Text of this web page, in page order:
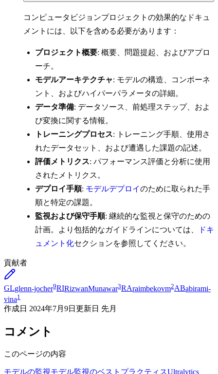
コンピュータビジョンプロジェクトの効果的なドキュ
メントには、以下を含める必要があります：
プロジェクト概要: 概要、問題提起、およびアプロ
ーチ。
モデルアーキテクチャ: モデルの構造、コンポーネ
ント、およびハイパーパラメータの詳細。
データ準備: データソース、前処理ステップ、およ
び変換に関する情報。
トレーニングプロセス: トレーニング手順、使用さ
れたデータセット、および遭遇した課題の記述。
評価メトリクス: パフォーマンス評価と分析に使用
されたメトリクス。
デプロイ手順: モデルデプロイのために取られた手
順と特定の課題。
監視および保守手順: 継続的な監視と保守のための
計画。より包括的なガイドラインについては、
ドキ
ュメント化セクションを参照してください。
貢献者
GLglenn-jocher9RIRizwanMunawar3RAraimbekovm2ABabirami-
vina1
作成日 2024年7月9日 更新日 先月
コメント
このページの内容
モデルの監視モデル監視のベストプラクティスUltralytics